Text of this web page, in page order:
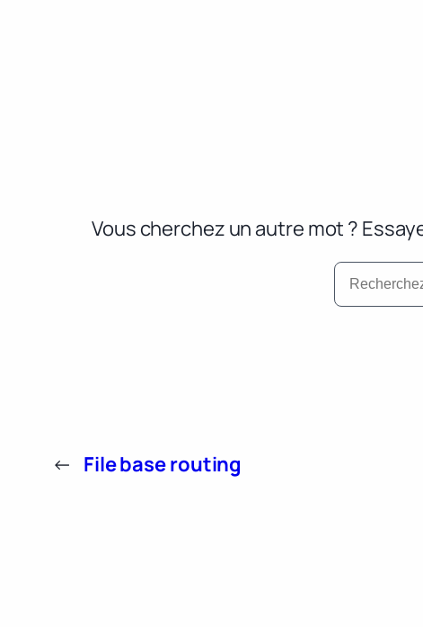
Vous cherchez un autre mot ?
← File base routing